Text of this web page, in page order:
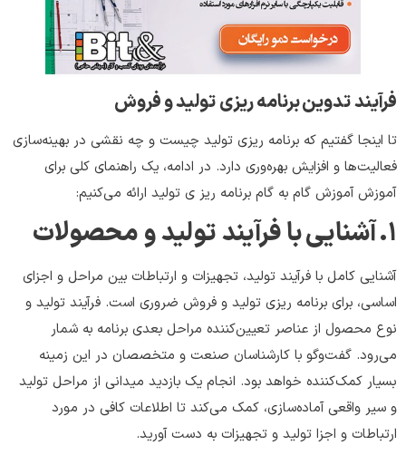
فرآیند تدوین برنامه ریزی تولید و فروش
تا اینجا گفتیم که برنامه ریزی تولید چیست و چه نقشی در بهینه‌سازی
فعالیت‌ها و افزایش بهره‌وری دارد. در ادامه، یک راهنمای کلی برای
آموزش آموزش گام به گام برنامه ریز ی تولید ارائه می‌کنیم:
۱.آشنایی با فرآیند تولید و محصولات
آشنایی کامل با فرآیند تولید، تجهیزات و ارتباطات بین مراحل و اجزای
اساسی، برای برنامه ریزی تولید و فروش ضروری است. فرآیند تولید و
نوع محصول از عناصر تعیین‌کننده مراحل بعدی برنامه‌‌ به شمار
می‌رود. گفت‌وگو با کارشناسان صنعت و متخصصان در این زمینه
بسیار کمک‌کننده خواهد بود. انجام یک بازدید میدانی از مراحل تولید
و سیر واقعی آماده‌سازی، کمک می‌کند تا اطلاعات کافی در مورد
ارتباطات و اجزا تولید و تجهیزات به دست آورید.